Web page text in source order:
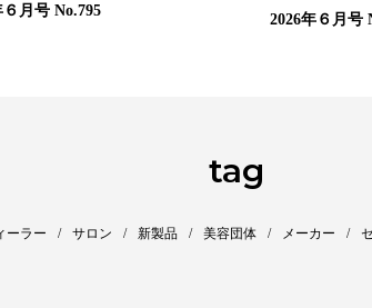
６月号 No.795
2026年６月号
tag
ーラー サロン 新製品 美容団体 メーカー